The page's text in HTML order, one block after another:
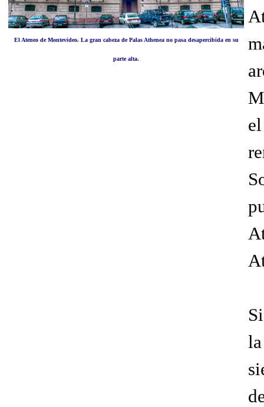
El Ateneo de Montevideo. La gran cabeza de Palas Athenea no pasa desapercibida en su
parte alta.